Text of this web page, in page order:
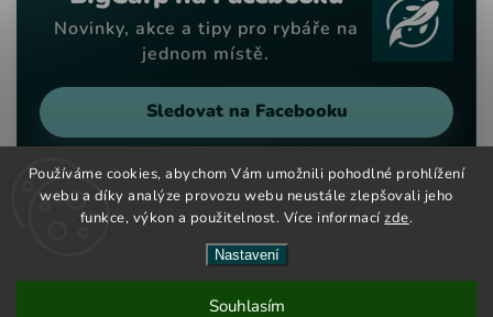
Používáme cookies, abychom Vám umožnili pohodlné prohlížení
webu a díky analýze provozu webu neustále zlepšovali jeho
funkce, výkon a použitelnost. Více informacízde.
Nastavení
Souhlasím
Nové kouřové dipy maďarské značky CCT Master nově na
českém a slovenském trhu. Velký výběr barev a příchutí již
Novinky, akce a tipy pro rybáře na
jednom místě.
Sledovat na Facebooku
Copyright 2026Big Carp. Všechna práva vyhrazena.
VytvořilShoptet| Design